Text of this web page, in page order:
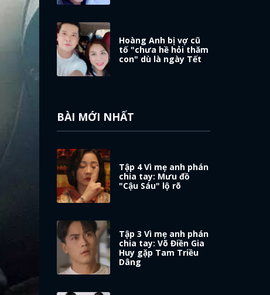
Hoàng Anh bị vợ cũ
tố "chưa hề hỏi thăm
con" dù là ngày Tết
BÀI MỚI NHẤT
Tập 4 Vì mẹ anh phán
chia tay: Mưu đồ
"Cậu Sáu" lộ rõ
Tập 3 Vì mẹ anh phán
chia tay: Võ Điền Gia
Huy gặp Tam Triều
Dâng